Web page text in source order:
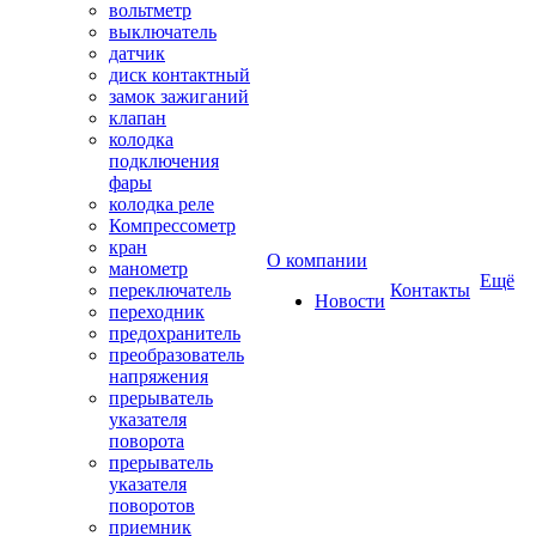
вольтметр
выключатель
датчик
диск контактный
замок зажиганий
клапан
колодка
подключения
фары
колодка реле
Компрессометр
кран
манометр
переключатель
переходник
предохранитель
преобразователь
напряжения
прерыватель
указателя
поворота
прерыватель
указателя
поворотов
приемник
О компании
Новости
Контакты Ещё